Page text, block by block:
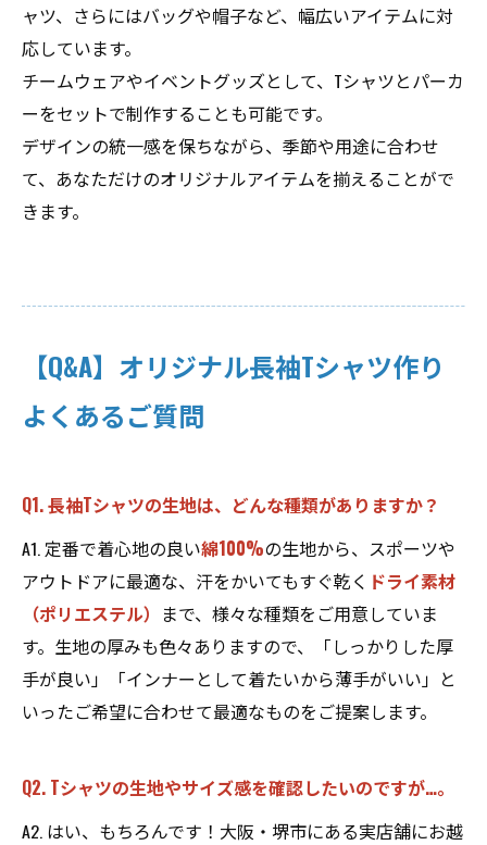
ャツ、さらにはバッグや帽子など、幅広いアイテムに対
応しています。
チームウェアやイベントグッズとして、Tシャツとパーカ
ーをセットで制作することも可能です。
デザインの統一感を保ちながら、季節や用途に合わせ
て、あなただけのオリジナルアイテムを揃えることがで
きます。
【Q&A】オリジナル長袖Tシャツ作り
よくあるご質問
Q1. 長袖Tシャツの生地は、どんな種類がありますか？
A1. 定番で着心地の良い綿100%の生地から、スポーツや
アウトドアに最適な、汗をかいてもすぐ乾く ドライ素材
（ポリエステル） まで、様々な種類をご用意していま
す。生地の厚みも色々ありますので、「しっかりした厚
手が良い」「インナーとして着たいから薄手がいい」と
いったご希望に合わせて最適なものをご提案します。
Q2. Tシャツの生地やサイズ感を確認したいのですが…。
A2. はい、もちろんです！大阪・堺市にある実店舗にお越